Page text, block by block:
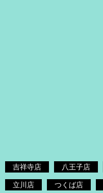
吉祥寺店 八王子店
立川店 つくば店